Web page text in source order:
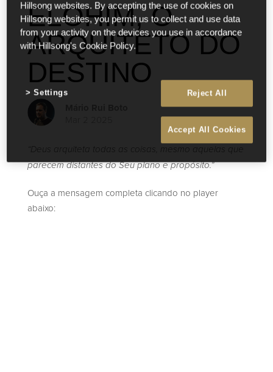
ELOHIM, O
ARQUITETO DO
DESTINO
“Deus arquiteta todas as coisas, mesmo aquelas que
parecem distantes do Seu plano e propósito.”
Ouça a mensagem completa clicando no player
abaixo:
Hillsong websites. By accepting the use of cookies on
Hillsong websites, you permit us to collect and use data
from your activity on the devices you use in accordance
with Hillsong's Cookie Policy.
Reject All
Accept All Cookies
Settings